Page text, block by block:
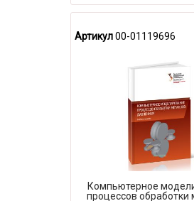
Артикул00-01119696
Компьютерное
процессов обработки